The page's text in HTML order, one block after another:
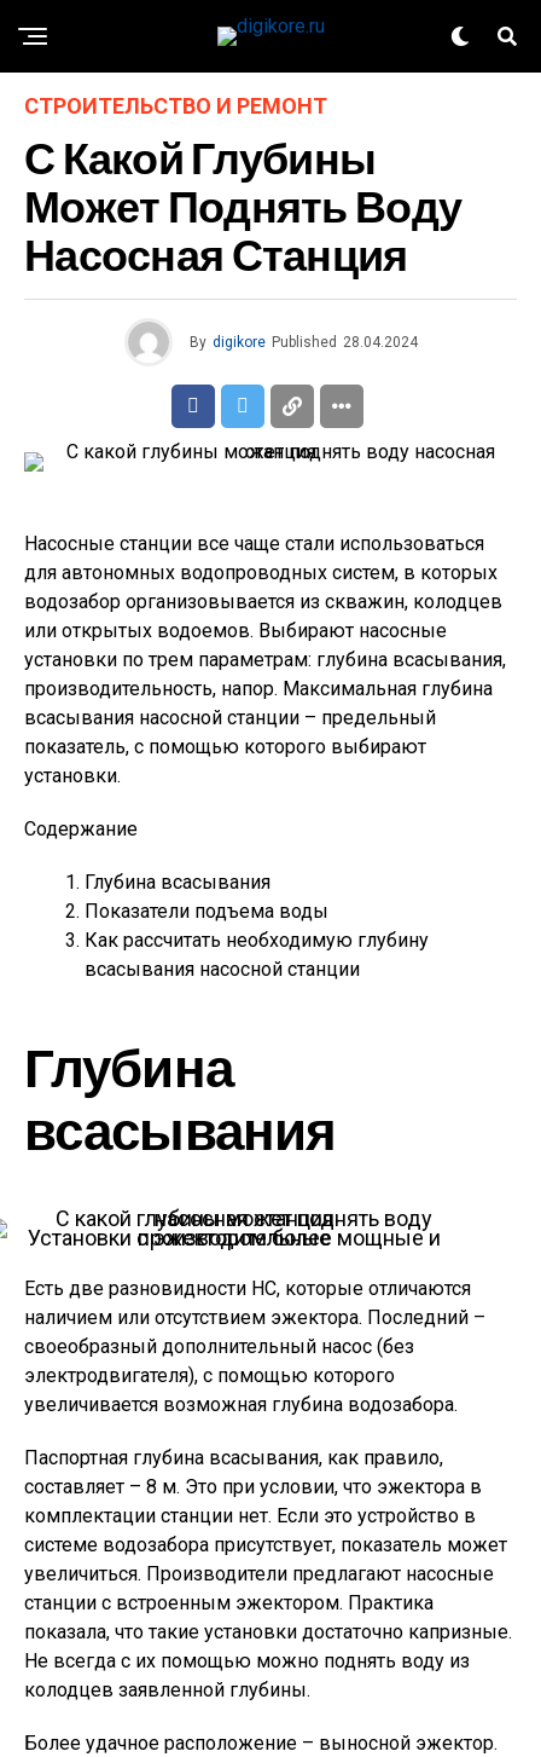
СТРОИТЕЛЬСТВО И РЕМОНТ
С Какой Глубины
Может Поднять Воду
Насосная Станция
By digikore Published 28.04.2024
Насосные станции все чаще стали использоваться
для автономных водопроводных систем, в которых
водозабор организовывается из скважин, колодцев
или открытых водоемов. Выбирают насосные
установки по трем параметрам: глубина всасывания,
производительность, напор. Максимальная глубина
всасывания насосной станции – предельный
показатель, с помощью которого выбирают
установки.
Содержание
Глубина всасывания
Показатели подъема воды
Как рассчитать необходимую глубину
всасывания насосной станции
Глубина
всасывания
Установки с эжектором более мощные и производительные
Есть две разновидности НС, которые отличаются
наличием или отсутствием эжектора. Последний –
своеобразный дополнительный насос (без
электродвигателя), с помощью которого
увеличивается возможная глубина водозабора.
Паспортная глубина всасывания, как правило,
составляет – 8 м. Это при условии, что эжектора в
комплектации станции нет. Если это устройство в
системе водозабора присутствует, показатель может
увеличиться. Производители предлагают насосные
станции с встроенным эжектором. Практика
показала, что такие установки достаточно капризные.
Не всегда с их помощью можно поднять воду из
колодцев заявленной глубины.
Более удачное расположение – выносной эжектор.